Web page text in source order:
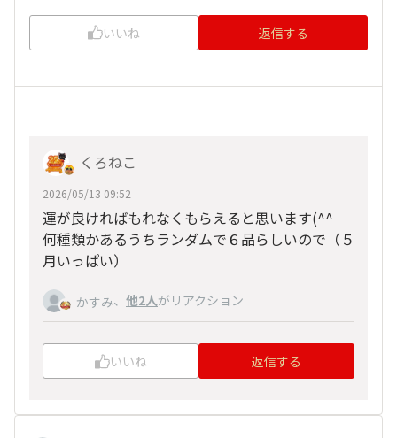
いいね 返信する
くろねこ
2026/05/13 09:52
運が良ければもれなくもらえると思います(^^
何種類かあるうちランダムで６品らしいので（５
月いっぱい）
かすみ、 他2人がリアクション
いいね 返信する